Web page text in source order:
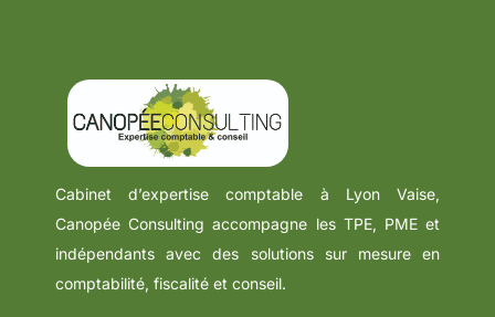
Cabinet d’expertise comptable à Lyon Vaise,
Canopée Consulting accompagne les TPE, PME et
indépendants avec des solutions sur mesure en
comptabilité, fiscalité et conseil.